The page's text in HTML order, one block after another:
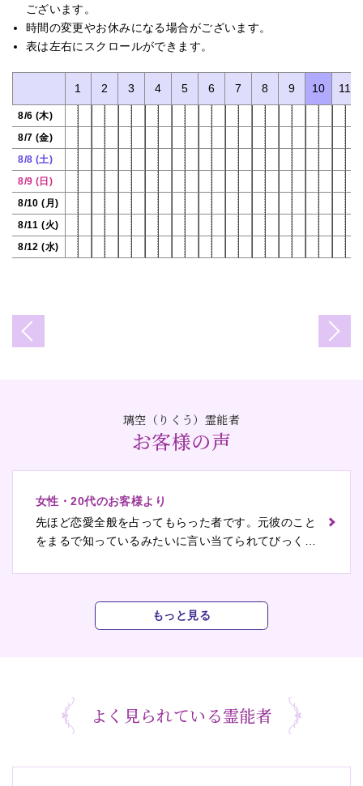
ございます。
時間の変更やお休みになる場合がございます。
表は左右にスクロールができます。
1 2 3 4 5 6 7 8 9 10 11
8/6 (木)
8/7 (金)
8/8 (土)
8/9 (日)
8/10 (月)
8/11 (火)
8/12 (水)
璃空（りくう）霊能者
お客様の声
女性・20代のお客様より
先ほど恋愛全般を占ってもらった者です。元彼のこと
をまるで知っているみたいに言い当てられてびっくり
ら実践してみます！
もっと見る
よく見られている霊能者